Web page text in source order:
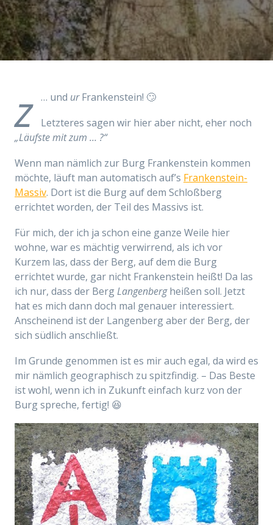
… und
z urFrankenstein! 🙄
Letzteres sagen wir hier aber nicht, eher noch
„Läufste mit zum … ?“
Wenn man nämlich zur Burg Frankenstein kommen
möchte, läuft man automatisch auf’s Frankenstein-
Massiv. Dort ist die Burg auf dem Schloßberg
errichtet worden, der Teil des Massivs ist.
Für mich, der ich ja schon eine ganze Weile hier
wohne, war es mächtig verwirrend, als ich vor
Kurzem las, dass der Berg, auf dem die Burg
errichtet wurde, gar nicht Frankenstein heißt! Da las
ich nur, dass der BergLangenbergheißen soll. Jetzt
hat es mich dann doch mal genauer interessiert.
Anscheinend ist der Langenberg aber der Berg, der
sich südlich anschließt.
Im Grunde genommen ist es mir auch egal, da wird es
mir nämlich geographisch zu spitzfindig. – Das Beste
ist wohl, wenn ich in Zukunft einfach kurz von der
Burg spreche, fertig! 😆